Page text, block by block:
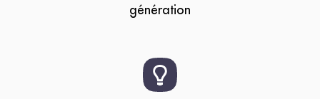
génération